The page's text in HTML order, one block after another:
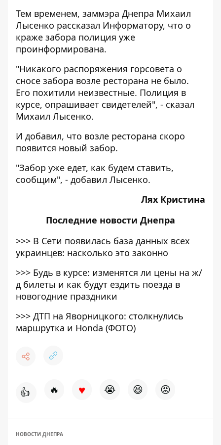
Тем временем, заммэра Днепра Михаил
Лысенко рассказал Информатору, что о
краже забора полиция уже
проинформирована.
"Никакого распоряжения горсовета о
сносе забора возле ресторана не было.
Его похитили неизвестные. Полиция в
курсе, опрашивает свидетелей", - сказал
Михаил Лысенко.
И добавил, что возле ресторана скоро
появится новый забор.
"Забор уже едет, как будем ставить,
сообщим", - добавил Лысенко.
Лях Кристина
Последние новости Днепра
>>> В Сети появилась база данных всех
украинцев: насколько это законно
>>> Будь в курсе: изменятся ли цены на ж/
д билеты и как будут ездить поезда в
новогодние праздники
>>> ДТП на Яворницкого: столкнулись
маршрутка и Honda (ФОТО)
👍 🔥 ♥ 😭 😆 😡
НОВОСТИ ДНЕПРА